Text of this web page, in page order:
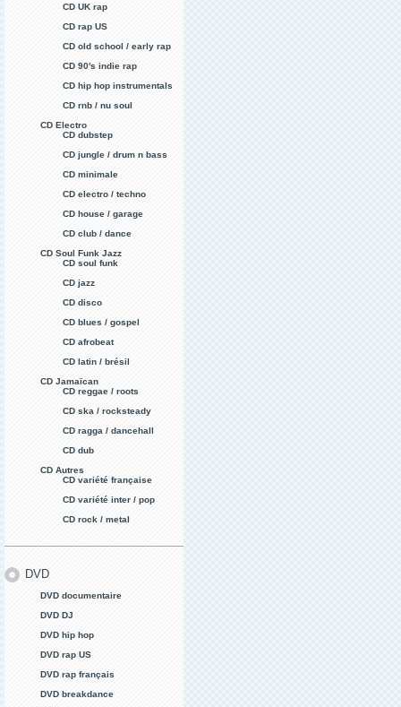
CD UK rap
CD rap US
CD old school / early rap
CD 90's indie rap
CD hip hop instrumentals
CD rnb / nu soul
CD Electro
CD dubstep
CD jungle / drum n bass
CD minimale
CD electro / techno
CD house / garage
CD club / dance
CD Soul Funk Jazz
CD soul funk
CD jazz
CD disco
CD blues / gospel
CD afrobeat
CD latin / brésil
CD Jamaïcan
CD reggae / roots
CD ska / rocksteady
CD ragga / dancehall
CD dub
CD Autres
CD variété française
CD variété inter / pop
CD rock / metal
DVD
DVD documentaire
DVD DJ
DVD hip hop
DVD rap US
DVD rap français
DVD breakdance